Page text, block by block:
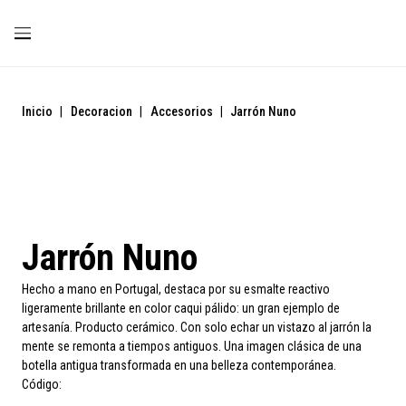
Inicio Decoracion Accesorios Jarrón Nuno
Jarrón Nuno
Hecho a mano en Portugal, destaca por su esmalte reactivo
ligeramente brillante en color caqui pálido: un gran ejemplo de
artesanía. Producto cerámico. Con solo echar un vistazo al jarrón la
mente se remonta a tiempos antiguos. Una imagen clásica de una
botella antigua transformada en una belleza contemporánea.
Código: